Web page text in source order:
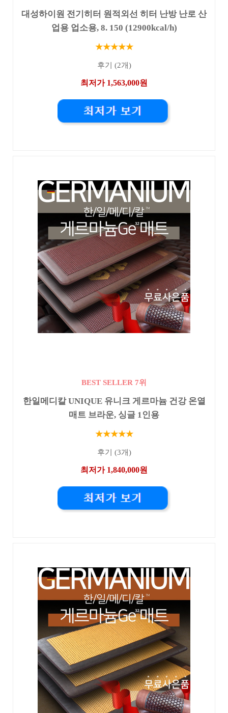
대성하이원 전기히터 원적외선 히터 난방 난로 산
업용 업소용, 8. 150 (12900kcal/h)
★★★★★
후기 (2개)
최저가 1,563,000원
BEST SELLER 7위
한일메디칼 UNIQUE 유니크 게르마늄 건강 온열
매트 브라운, 싱글 1인용
★★★★★
후기 (3개)
최저가 1,840,000원